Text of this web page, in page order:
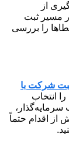
از
مسیر ثبت
را بررسی
شرکت با
انتخاب
از اقدام حتماً